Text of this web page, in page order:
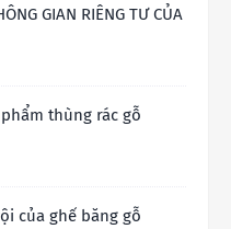
GIAN RIÊNG TƯ CỦA
thùng rác gỗ
của ghế băng gỗ